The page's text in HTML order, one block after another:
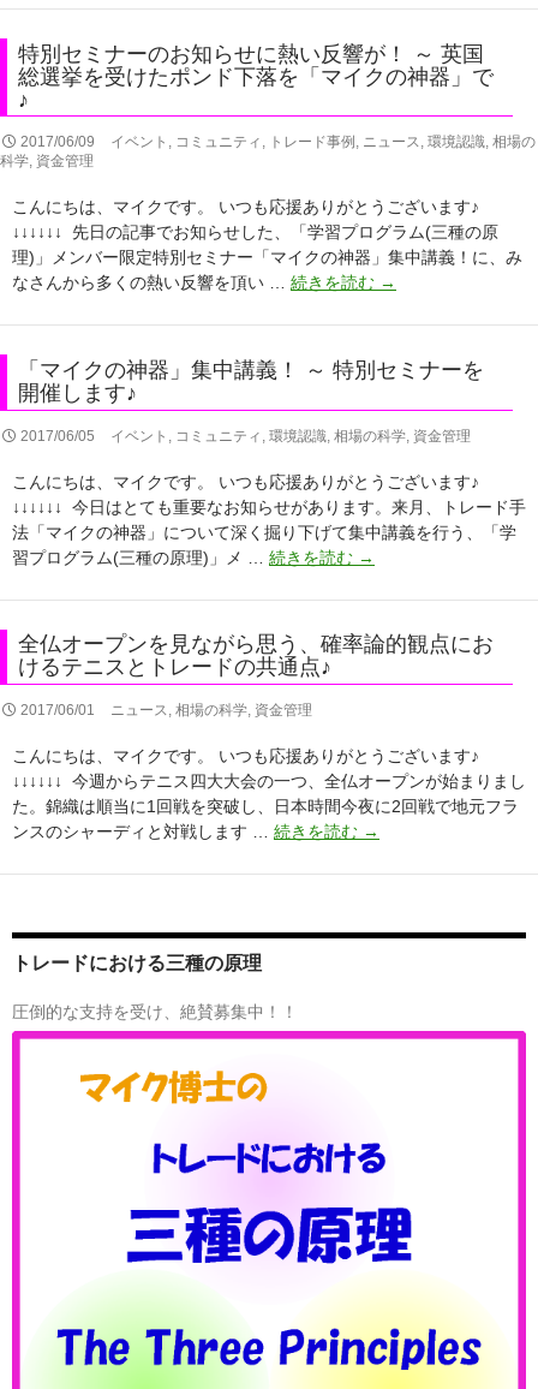
れ
「マ
イ
ク
の
で
♪
続々
と
が
ま
っ
て
い
す
今
も
決
済
○○」
で
楽
チ
ン
ト
ド
♪
セ
ミ
ナ
ー
に
応
到！
～
今
朝
イ
神
器」
が
冴
え
わ
た
て
♪
特別セミナーのお知らせに熱い反響が！ ～ 英国
総選挙を受けたポンド下落を「マイクの神器」で
♪
2017/06/09 イベント , コミュニティ , トレード事例 , ニュース, 環境認識, 相場の
科学, 資金管理
こんにちは、マイクです。 いつも応援ありがとうございます♪
↓↓↓↓↓↓ 先日の記事でお知らせした、「学習プログラム(三種の原
理)」メンバー限定特別セミナー「マイクの神器」集中講義！に、み
なさんから多くの熱い反響を頂い … 続きを読む 特
セ
ミ
ナ
ー
の
知
ら
せ
反
響
が！
国
総
選
挙
た
下
イ
ク
神
器」
で
→
「マイクの神器」集中講義！ ～ 特別セミナーを
開催します♪
2017/06/05 イベント コミュニティ 環境認識 相場の科学 資金管理
こんにちは、マイクです。 いつも応援ありがとうございます♪
↓↓↓↓↓↓ 今日はとても重要なお知らせがあります。来月、トレード手
法「マイクの神器」について深く掘り下げて集中講義を行う、「学
習プログラム(三種の原理)」メ … 続きを読む 「マ
ク
の
神
器」
講
義！
～
特
ナ
催
→
全仏オープンを見ながら思う、確率論的観点にお
けるテニスとトレードの共通点♪
2017/06/01 ニュース, 相場の科学, 資金管理
こんにちは、マイクです。 いつも応援ありがとうございます♪
↓↓↓↓↓↓ 今週からテニス四大大会の一つ、全仏オープンが始まりまし
た。錦織は順当に1回戦を突破し、日本時間今夜に2回戦で地元フラ
ンスのシャーディと対戦します … 続きを読む 全
オ
プ
な
確
論
的
観
お
け
→
トレードにおける三種の原理
圧倒的な支持を受け、絶賛募集中！！